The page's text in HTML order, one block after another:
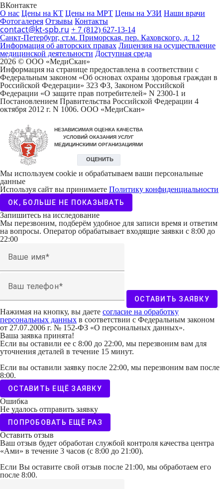
ВКонтакте
О нас Цены на КТ Цены на МРТ Цены на УЗИ Наши врачи
Фотогалерея Отзывы Контакты
contact@kt-spb.ru + 7 (812) 627-13-14
Санкт-Петербург, ст.м. Приморская, пер. Каховского, д. 12
Информация об авторских правах Лицензия на осуществление
медицинской деятельности Доступная среда
2026 © ООО «МедиCкан»
Информация на странице предоставлена в соответствии с
Федеральным законом «Об основах охраны здоровья граждан в
Российской Федерации» 323 ФЗ, Законом Российской
Федерации «О защите прав потребителей» N 2300-1 и
Постановлением Правительства Российской Федерации 4
октября 2012 г. N 1006. ООО «МедиСкан»
Мы используем cookie и обрабатываем ваши персональные
данные
Используя сайт вы принимаете Политику конфиденциальности
ОК, БОЛЬШЕ НЕ ПОКАЗЫВАТЬ
Запишитесь на исследование
Мы перезвоним, подберём удобное для записи время и ответим
на вопросы. Оператор обрабатывает входящие заявки с 8:00 до
22:00
Ваше имя
Ваш телефон
ОСТАВИТЬ ЗАЯВКУ
Нажимая на кнопку, вы даете согласие на обработку
персональных данных в соответствии с Федеральным законом
от 27.07.2006 г. № 152-ФЗ «О персональных данных».
Ваша заявка принята!
Если вы оставили ее с 8:00 до 22:00, мы перезвоним вам для
уточнения деталей в течение 15 минут.
Если вы оставили заявку после 22:00, мы перезвоним вам после
8:00.
ОСТАВИТЬ ЕЩЁ ЗАЯВКУ
Ошибка
Не удалось отправить заявку
ПОПРОБОВАТЬ ЕЩЁ РАЗ
Оставить отзыв
Ваш отзыв будет обработан службой контроля качества центра
«Ами» в течение 3 часов (с 8:00 до 21:00).
Если Вы оставите свой отзыв после 21:00, мы обработаем его
после 8:00.